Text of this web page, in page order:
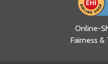
Ja, ich
und
Online-
Fairness &